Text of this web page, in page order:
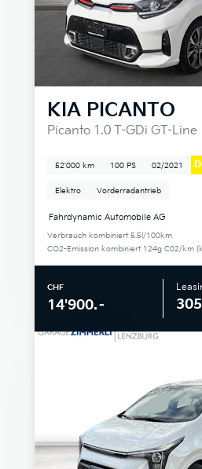
KIA PICANTO
Picanto 1.0 T-GDi GT-Line
52'000 km 100 PS 02/2021 D
Elektro Vorderradantrieb
Fahrdynamic Automobile AG
Verbrauch kombiniert 5.5l/100km
CO2-Emission kombiniert 124g C02/km
CHF
14'900.–